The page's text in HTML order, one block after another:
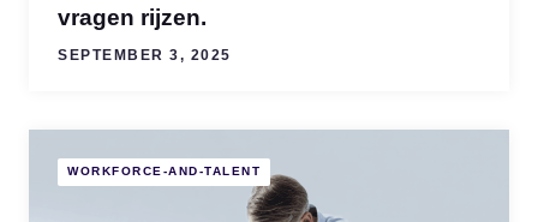
vragen rijzen.
SEPTEMBER 3, 2025
WORKFORCE-AND-TALENT